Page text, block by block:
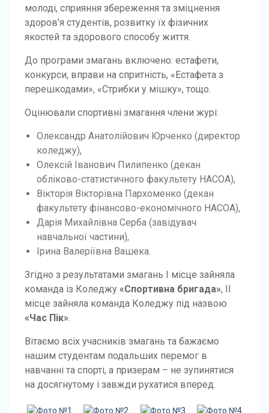
молоді, сприяння збереження та зміцнення
здоров’я студентів, розвитку їх фізичних
якостей та здорового способу життя.
До програми змагань включено: естафети,
конкурси, вправи на спритність, «Естафета з
перешкодами», «Стрибки у мішку», тощо.
Оцінювали спортивні змагання члени журі:
Олександр Анатолійович Юрченко (директор
коледжу),
Олексій Іванович Пилипенко (декан
обліково-статистичного факультету НАСОА),
Вікторія Вікторівна Пархоменко (декан
факультету фінансово-економічного НАСОА),
Дарія Михайлівна Серба (завідувач
навчальної частини),
Ірина Валеріївна Вашека.
Згідно з результатами змагань І місце зайняла
команда із Коледжу «Спортивна бригада», ІІ
місце зайняла команда Коледжу під назвою
«Час Пік».
Вітаємо всіх учасників змагань та бажаємо
нашим студентам подальших перемог в
навчанні та спорті, а призерам – не зупинятися
на досягнутому і завжди рухатися вперед.